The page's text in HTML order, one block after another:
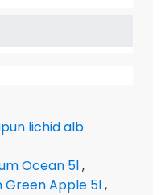
lichid alb
Ocean 5l,
Green Apple 5l,